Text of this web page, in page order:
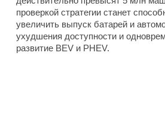
проверкой стратегии станет
увеличить выпуск батарей и
ухудшения доступности и
развитие BEV и PHEV.